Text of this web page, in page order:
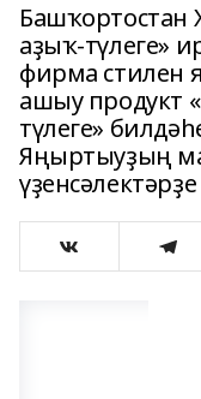
Башҡортостан
аҙыҡ-түлеге»
фирма стилен
ашыу продукт
түлеге»
Яңыртыуҙың